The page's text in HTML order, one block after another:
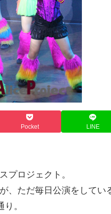
Pocket LINE
プロジェクト。
、ただ毎日公演をしてい
。